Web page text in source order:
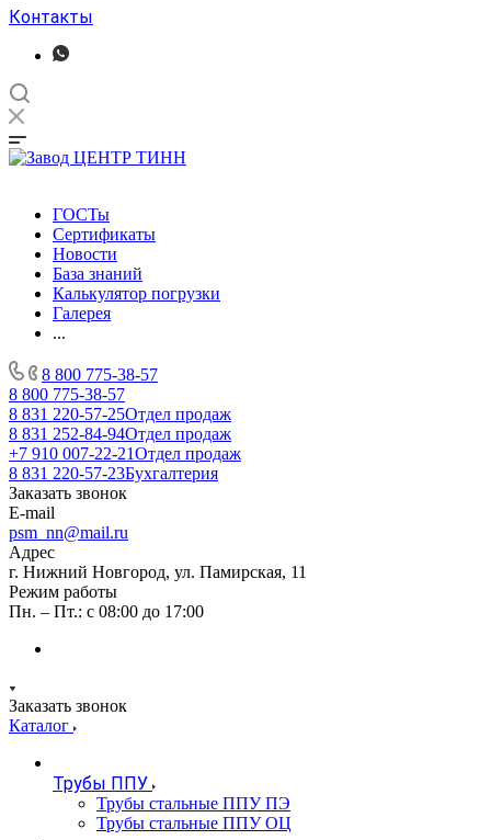
Контакты
ГОСТы
Сертификаты
Новости
База знаний
Калькулятор погрузки
Галерея
...
8 800 775-38-57
8 800 775-38-57
8 831 220-57-25Отдел продаж
8 831 252-84-94Отдел продаж
+7 910 007-22-21Отдел продаж
8 831 220-57-23Бухгалтерия
Заказать звонок
E-mail
psm_nn@mail.ru
Адрес
г. Нижний Новгород, ул. Памирская, 11
Режим работы
Пн. – Пт.: с 08:00 до 17:00
Заказать звонок
Каталог
Трубы ППУ
Трубы стальные ППУ ПЭ
Трубы стальные ППУ ОЦ